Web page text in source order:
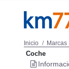
Inicio Marcas
Coche